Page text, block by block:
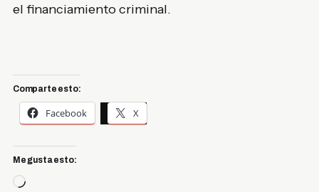
el financiamiento criminal.
Comparte esto:
Facebook X
Me gusta esto:
Cargando...